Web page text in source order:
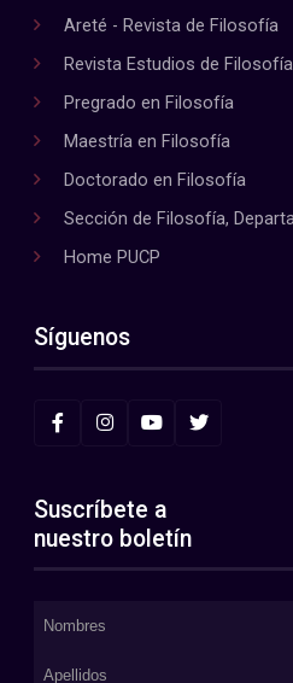
Areté - Revista de Filosofía
Revista Estudios de Filosofía
Pregrado en Filosofía
Maestría en Filosofía
Doctorado en Filosofía
Sección de Filosofía,
Home PUCP
Síguenos
Suscríbete a
nuestro boletín